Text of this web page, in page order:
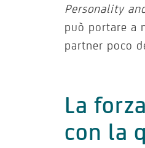
Personality
può portare a
partner poco
La
con la